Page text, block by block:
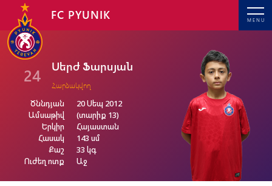
MENU
FC PYUNIK
24 Սերժ Ֆարսյան
Հարձակվող
Ծննդյան
Ամսաթիվ
Երկիր
Հասակ
Քաշ
Ուժեղ ոտք
20 Սեպ 2012
(տարիք 13)
Հայաստան
143 սմ
33 կգ
Աջ